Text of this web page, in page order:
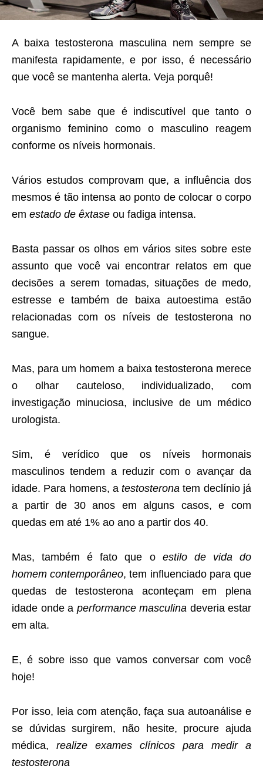
A baixa testosterona masculina nem sempre se
manifesta rapidamente, e por isso, é necessário
que você se mantenha alerta. Veja porquê!
Você bem sabe que é indiscutível que tanto o
organismo feminino como o masculino reagem
conforme os níveis hormonais.
Vários estudos comprovam que, a influência dos
mesmos é tão intensa ao ponto de colocar o corpo
em estado de êxtase ou fadiga intensa.
Basta passar os olhos em vários sites sobre este
assunto que você vai encontrar relatos em que
decisões a serem tomadas, situações de medo,
estresse e também de baixa autoestima estão
relacionadas com os níveis de testosterona no
sangue.
Mas, para um homem a baixa testosterona merece
o olhar cauteloso, individualizado, com
investigação minuciosa, inclusive de um médico
urologista.
Sim, é verídico que os níveis hormonais
masculinos tendem a reduzir com o avançar da
idade. Para homens, atestosterona tem declínio já
a partir de 30 anos em alguns casos, e com
quedas em até 1% ao ano a partir dos 40.
Mas, também é fato que o estilo de vida do
homem contemporâneo, tem influenciado para que
quedas de testosterona aconteçam em plena
idade onde a performance masculina deveria estar
em alta.
E, é sobre isso que vamos conversar com você
hoje!
Por isso, leia com atenção, faça sua autoanálise e
se dúvidas surgirem, não hesite, procure ajuda
médica, realize exames clínicos para medir a
testosterona